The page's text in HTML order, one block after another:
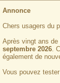
Annonce
Chers usagers du
Après vingt ans
septembre 2026.
également de
Vous pouvez